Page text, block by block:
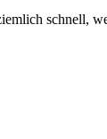
schnell,